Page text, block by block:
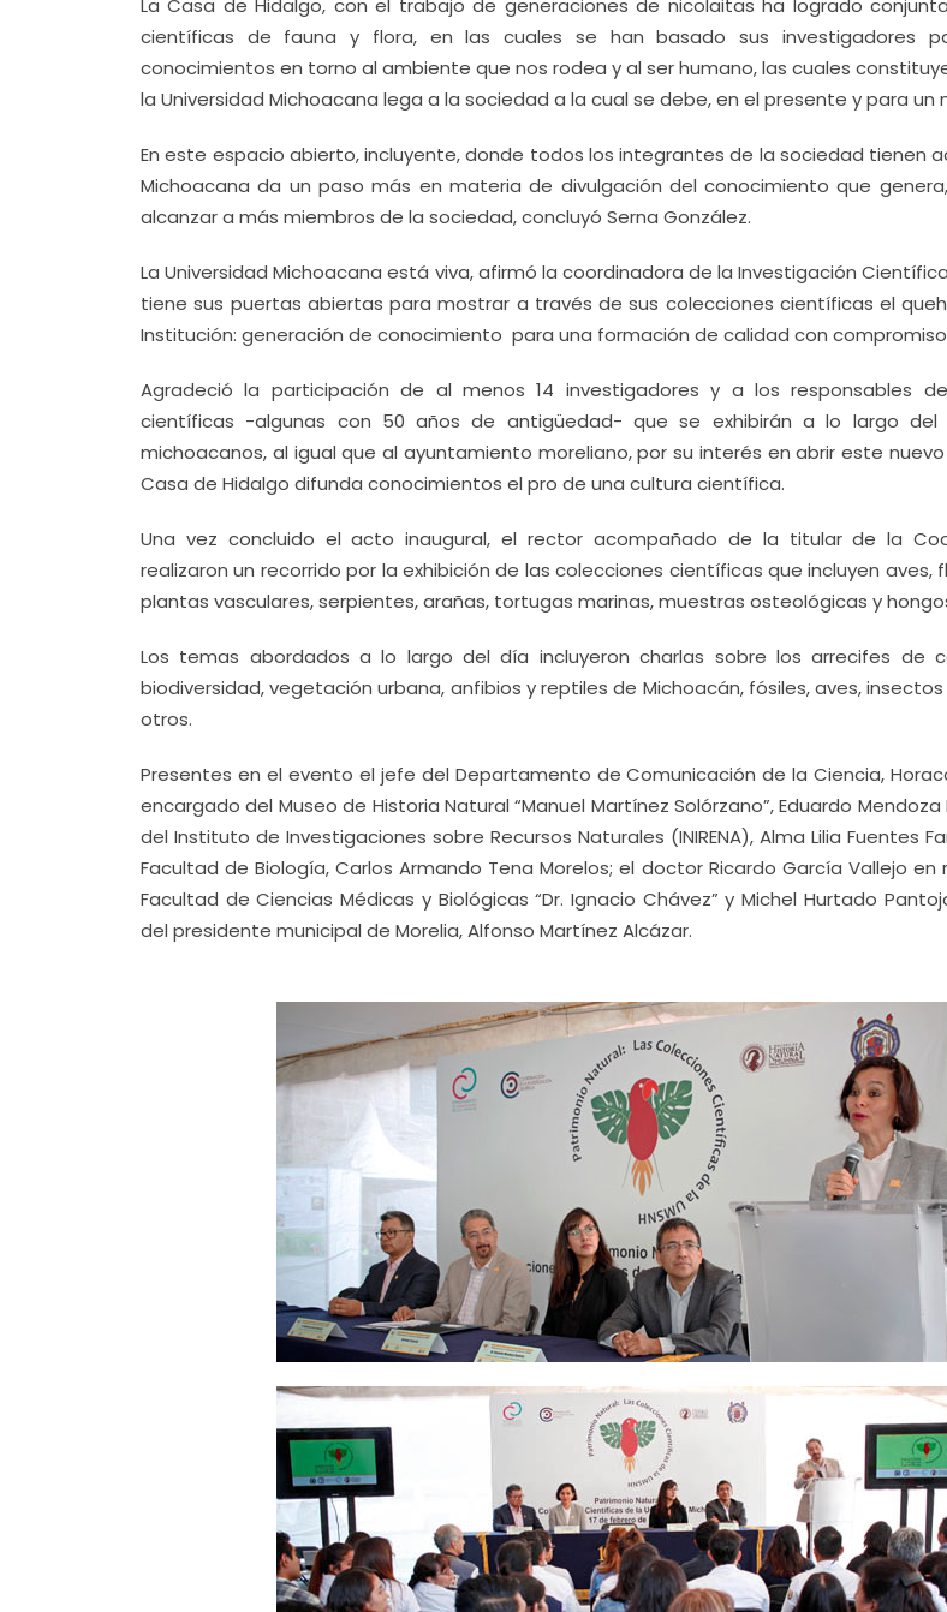
La Casa de Hidalgo, con el trabajo de generaciones de nicolaitas ha logrado
científicas de fauna y flora, en las cuales se han basado sus investigadores
conocimientos en torno al ambiente que nos rodea y al ser humano, las cuales
la Universidad Michoacana lega a la sociedad a la cual se debe, en el presente y para un
En este espacio abierto, incluyente, donde todos los integrantes de la sociedad tienen
Michoacana da un paso más en materia de divulgación del conocimiento que
alcanzar a más miembros de la sociedad, concluyó Serna González.
La Universidad Michoacana está viva, afirmó la coordinadora de la Investigación
tiene sus puertas abiertas para mostrar a través de sus colecciones científicas el
Institución: generación de conocimiento para una formación de calidad con
Agradeció la participación de al menos 14 investigadores y a los responsables
científicas -algunas con 50 años de antigüedad- que se exhibirán a lo largo
michoacanos, al igual que al ayuntamiento moreliano, por su interés en abrir este
Casa de Hidalgo difunda conocimientos el pro de una cultura científica.
Una vez concluido el acto inaugural, el rector acompañado de la titular de la
realizaron un recorrido por la exhibición de las colecciones científicas que incluyen aves,
plantas vasculares, serpientes, arañas, tortugas marinas, muestras osteológicas y
Los temas abordados a lo largo del día incluyeron charlas sobre los arrecifes de
biodiversidad, vegetación urbana, anfibios y reptiles de Michoacán, fósiles, aves,
otros.
Presentes en el evento el jefe del Departamento de Comunicación de la Ciencia,
encargado del Museo de Historia Natural “Manuel Martínez Solórzano”, Eduardo
del Instituto de Investigaciones sobre Recursos Naturales (INIRENA), Alma Lilia Fuentes
Facultad de Biología, Carlos Armando Tena Morelos; el doctor Ricardo García Vallejo
Facultad de Ciencias Médicas y Biológicas “Dr. Ignacio Chávez” y Michel Hurtado
del presidente municipal de Morelia, Alfonso Martínez Alcázar.